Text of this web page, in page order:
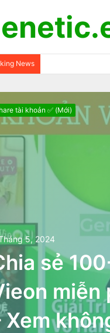
News
tài khoản ✅ (Mới)
5, 2024
sẻ
miễn
Xem